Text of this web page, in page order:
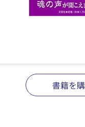
書籍を